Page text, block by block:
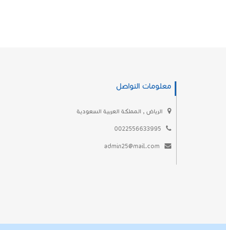
معلومات التواصل
الرياض , المملكة العربية السعودية